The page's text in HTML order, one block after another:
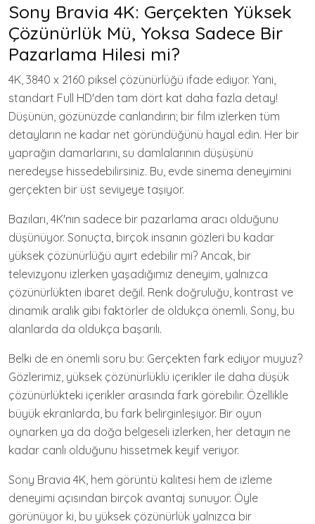
Sony Bravia 4K: Gerçekten Yüksek
Çözünürlük Mü, Yoksa Sadece Bir
Pazarlama Hilesi mi?
4K, 3840 x 2160 piksel çözünürlüğü ifade ediyor. Yani,
standart Full HD'den tam dört kat daha fazla detay!
Düşünün, gözünüzde canlandırın; bir film izlerken tüm
detayların ne kadar net göründüğünü hayal edin. Her bir
yaprağın damarlarını, su damlalarının düşüşünü
neredeyse hissedebilirsiniz. Bu, evde sinema deneyimini
gerçekten bir üst seviyeye taşıyor.
Bazıları, 4K'nın sadece bir pazarlama aracı olduğunu
düşünüyor. Sonuçta, birçok insanın gözleri bu kadar
yüksek çözünürlüğü ayırt edebilir mi? Ancak, bir
televizyonu izlerken yaşadığımız deneyim, yalnızca
çözünürlükten ibaret değil. Renk doğruluğu, kontrast ve
dinamik aralık gibi faktörler de oldukça önemli. Sony, bu
alanlarda da oldukça başarılı.
Belki de en önemli soru bu: Gerçekten fark ediyor muyuz?
Gözlerimiz, yüksek çözünürlüklü içerikler ile daha düşük
çözünürlükteki içerikler arasında fark görebilir. Özellikle
büyük ekranlarda, bu fark belirginleşiyor. Bir oyun
oynarken ya da doğa belgeseli izlerken, her detayın ne
kadar canlı olduğunu hissetmek keyif veriyor.
Sony Bravia 4K, hem görüntü kalitesi hem de izleme
deneyimi açısından birçok avantaj sunuyor. Öyle
görünüyor ki, bu yüksek çözünürlük yalnızca bir